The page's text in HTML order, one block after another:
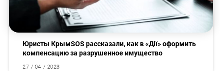
Юристы КрымSOS рассказали, как в «Дії» оформить
компенсацию за разрушенное имущество
27 / 04 / 2023